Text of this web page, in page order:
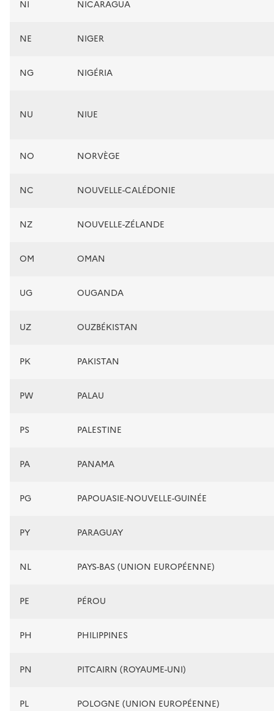
NI NICARAGUA
NE NIGER
NG NIGÉRIA
NU NIUE
NO NORVÈGE
NC NOUVELLE-CALÉDONIE
NZ NOUVELLE-ZÉLANDE
OM OMAN
UG OUGANDA
UZ OUZBÉKISTAN
PK PAKISTAN
PW PALAU
PS PALESTINE
PA PANAMA
PG PAPOUASIE-NOUVELLE-GUINÉE
PY PARAGUAY
NL PAYS-BAS (UNION EUROPÉENNE)
PE PÉROU
PH PHILIPPINES
PN PITCAIRN (ROYAUME-UNI)
PL POLOGNE (UNION EUROPÉENNE)